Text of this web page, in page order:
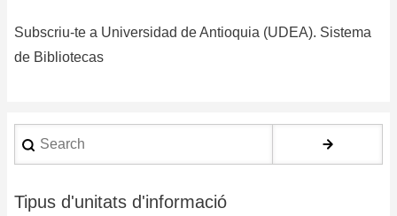
Subscriu-te a Universidad de Antioquia (UDEA). Sistema
de Bibliotecas
Search
Tipus d'unitats d'informació